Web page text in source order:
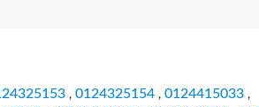
, 0124325154 , 0124415033 ,